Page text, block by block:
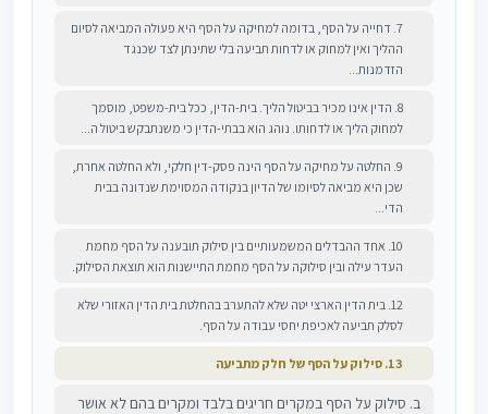
7. דחייה על הסף, בדומה למחיקה על הסף היא פעולה המביאה לסיום
ההליך ואין למחוק או לדחות תביעה בלי שתינתן לצד שכנגד
הזדמנות...
8. הדין אינו מכיר בביטול הליך. בית-הדין, ככל בית-משפט, מוסמך
למחוק הליך או לדחותו. נוהג הוא בבתי-הדין כי משנתבקש ביטול ה...
9. החלטה על מחיקה על הסף הינה פסק-דין חלקי, ולא החלטה אחרת,
שכן היא מביאה לסיומו של הדיון בנקודה המסוימת שנדונה בבית
הדי...
10. אחד ההבדלים המשמעותיים בין סילוק תובענה על הסף מחמת
העדר עילה ובין סילוקה על הסף מחמת התיישנות הוא תוצאת הסילוק.
12. בית הדין הארצי יטה שלא להתערב בהחלטת בית הדין האזורי שלא
לסלק תביעה לאכיפת יחסי עבודה על הסף.
13. סילוק על הסף של חלק מתביעה
ב. סילוק על הסף במקרים חריגים בלבד ומקרים בהם לא אושר